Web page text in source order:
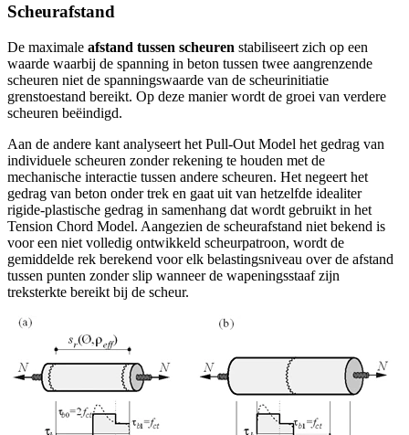
Scheurafstand
De maximale afstand tussen scheuren stabiliseert zich op een
waarde waarbij de spanning in beton tussen twee aangrenzende
scheuren niet de spanningswaarde van de scheurinitiatie
grenstoestand bereikt. Op deze manier wordt de groei van verdere
scheuren beëindigd.
Aan de andere kant analyseert het Pull-Out Model het gedrag van
individuele scheuren zonder rekening te houden met de
mechanische interactie tussen andere scheuren. Het negeert het
gedrag van beton onder trek en gaat uit van hetzelfde idealiter
rigide-plastische gedrag in samenhang dat wordt gebruikt in het
Tension Chord Model. Aangezien de scheurafstand niet bekend is
voor een niet volledig ontwikkeld scheurpatroon, wordt de
gemiddelde rek berekend voor elk belastingsniveau over de afstand
tussen punten zonder slip wanneer de wapeningsstaaf zijn
treksterkte bereikt bij de scheur.